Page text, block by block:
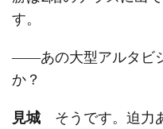
す。
――あの大型アルタビ
か？
見城 そうです。迫力